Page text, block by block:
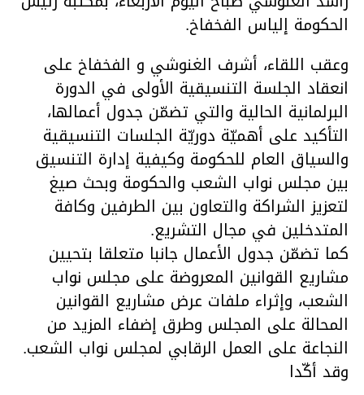
الحكومة إلياس الفخفاخ.
وعقب اللقاء، أشرف الغنوشي و الفخفاخ على
انعقاد الجلسة التنسيقية الأولى في الدورة
البرلمانية الحالية والتي تضمّن جدول أعمالها،
التأكيد على أهميّة دوريّة الجلسات التنسيقية
والسياق العام للحكومة وكيفية إدارة التنسيق
بين مجلس نواب الشعب والحكومة وبحث صيغ
لتعزيز الشراكة والتعاون بين الطرفين وكافة
المتدخلين في مجال التشريع.
كما تضمّن جدول الأعمال جانبا متعلقا بتحيين
مشاريع القوانين المعروضة على مجلس نواب
الشعب، وإثراء ملفات عرض مشاريع القوانين
المحالة على المجلس وطرق إضفاء المزيد من
النجاعة على العمل الرقابي لمجلس نواب الشعب.
وقد أكّدا